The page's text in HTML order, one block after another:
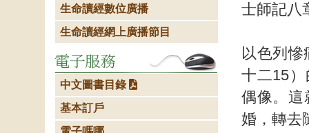
士師記八
以色列慘
十二15
偶像。這
婚，轉去
生命讀經數位廣播
生命讀經網上廣播節目
中文圖書目錄
基本訂戶